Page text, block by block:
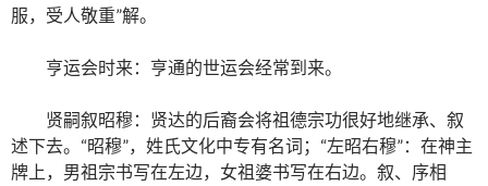
服，受人敬重”解。
亨运会时来：亨通的世运会经常到来。
贤嗣叙昭穆：贤达的后裔会将祖德宗功很好地继承、叙
述下去。“昭穆”，姓氏文化中专有名词；“左昭右穆”：在神主
牌上，男祖宗书写在左边，女祖婆书写在右边。叙、序相